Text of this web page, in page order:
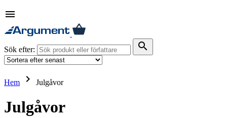
menu
Sök efter: search
Hem keyboard_arrow_right Julgåvor
Julgåvor